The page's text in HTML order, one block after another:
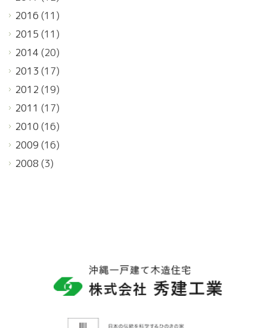
2016 (11)
2015 (11)
2014 (20)
2013 (17)
2012 (19)
2011 (17)
2010 (16)
2009 (16)
2008 (3)